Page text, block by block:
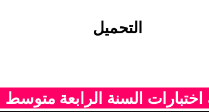
التحميل
اختبارات السنة الرابعة متوسط